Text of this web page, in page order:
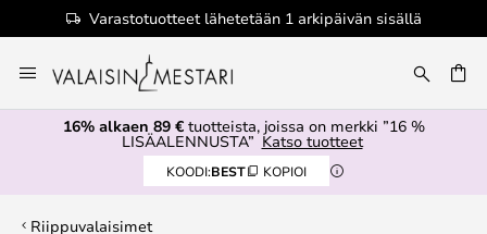
Varastotuotteet lähetetään 1 arkipäivän sisällä
to
Content
16% alkaen 89 €tuotteista, joissa on merkki ”16 %
LISÄALENNUSTA” Katso tuotteet
KOODI:BEST KOPIOI
Riippuvalaisimet